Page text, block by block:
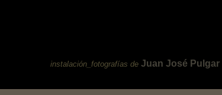
instalación_fotografías deJuan José Pulgar